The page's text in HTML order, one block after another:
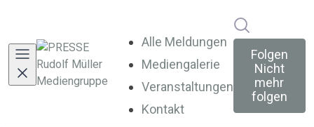
Alle Meldungen
Mediengalerie
Veranstaltungen
Kontakt
Folgen
Nicht
mehr
folgen